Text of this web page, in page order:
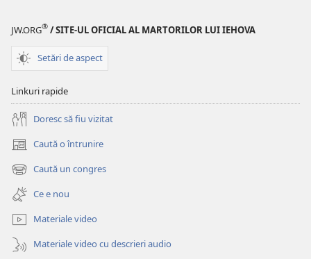
JW.ORG® / SITE-UL OFICIAL AL MARTORILOR LUI IEHOVA
Setări de aspect
Linkuri rapide
Doresc să fiu vizitat
Caută o întrunire
(se
deschide
o
fereastră
nouă)
Caută un congres
(se
deschide
o
fereastră
nouă)
Ce e nou
Materiale video
Materiale video cu descrieri audio